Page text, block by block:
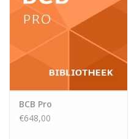
BCB Pro
€648,00